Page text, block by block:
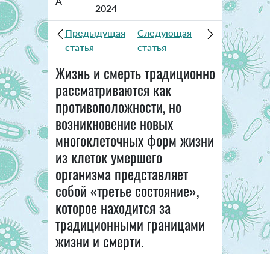
2024
Предыдущая
статья
Следующая
статья
Жизнь и смерть традиционно
рассматриваются как
противоположности, но
возникновение новых
многоклеточных форм жизни
из клеток умершего
организма представляет
собой «третье состояние»,
которое находится за
традиционными границами
жизни и смерти.